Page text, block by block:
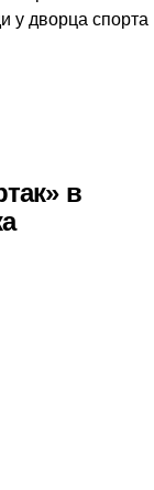
у дворца спорта
в